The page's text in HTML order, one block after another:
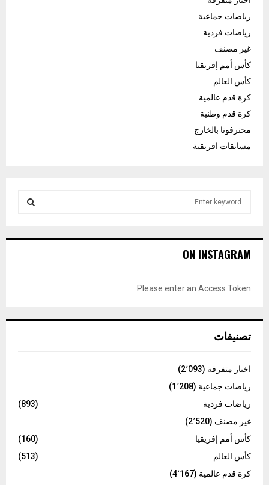
رياضات جماعية
رياضات فردية
غير مصنف
كأس أمم إفريقيا
كأس العالم
كرة قدم عالمية
كرة قدم وطنية
محترفونا بالخارج
مسابقات افريقية
h
C
ON INSTAGRAM
Please enter an Access Token
تصنيفات
اخبار متفرقة (2٬093)
رياضات جماعية (1٬208)
رياضات فردية
(893)
غير مصنف (2٬520)
كأس أمم إفريقيا
(160)
كأس العالم
(513)
كرة قدم عالمية (4٬167)